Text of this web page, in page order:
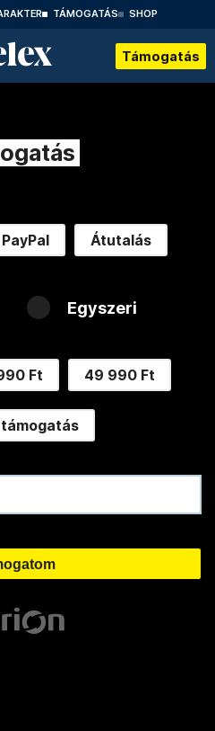
TÁMOGATÁS SHOP
Támogatás
PayPal Átutalás
Egyszeri
Ft 49 990 Ft
támogatás